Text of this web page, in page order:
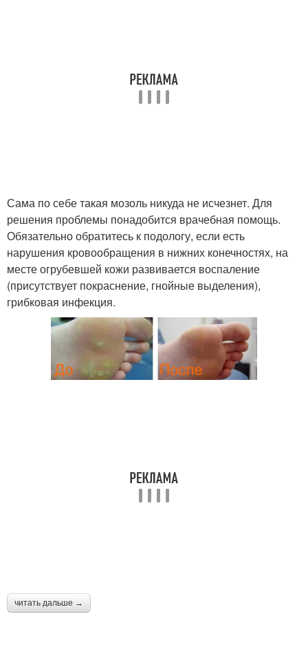
Сама по себе такая мозоль никуда не исчезнет. Для
решения проблемы понадобится врачебная помощь.
Обязательно обратитесь к подологу, если есть
нарушения кровообращения в нижних конечностях, на
месте огрубевшей кожи развивается воспаление
(присутствует покраснение, гнойные выделения),
грибковая инфекция.
читать дальше →